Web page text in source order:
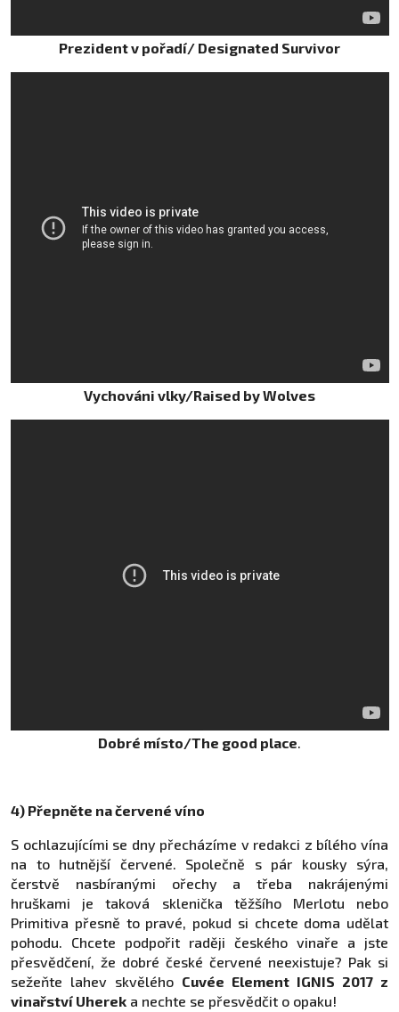
Prezident v pořadí/ Designated Survivor
Vychováni vlky/Raised by Wolves
Dobré místo/The good place.
4) Přepněte na červené víno
S ochlazujícími se dny přecházíme v redakci z bílého vína
na to hutnější červené. Společně s pár kousky sýra,
čerstvě nasbíranými ořechy a třeba nakrájenými
hruškami je taková sklenička těžšího Merlotu nebo
Primitiva přesně to pravé, pokud si chcete doma udělat
pohodu. Chcete podpořit raději českého vinaře a jste
přesvědčení, že dobré české červené neexistuje? Pak si
sežeňte lahev skvělého Cuvée Element IGNIS 2017 z
vinařství Uherek a nechte se přesvědčit o opaku!